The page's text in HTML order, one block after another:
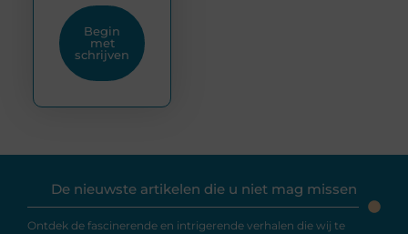
Begin
met
schrijven
De nieuwste artikelen die u niet mag missen
Ontdek de fascinerende en intrigerende verhalen die wij te